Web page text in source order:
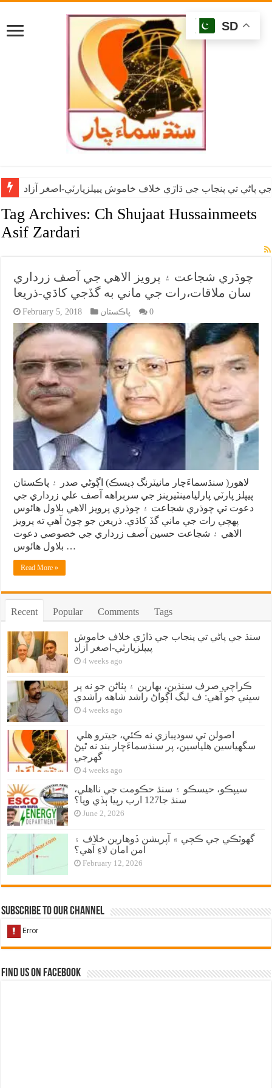
پاڻي تي پنجاب جي ڌاڙي خلاف خاموش پيپلزپارٽي-اصغر آزاد
Tag Archives: Ch Shujaat Hussainmeets
Asif Zardari
چوڌري شجاعت ۽ پرويز الاهي جي آصف زرداري
سان ملاقات،رات جي ماني به گڏجي کاڌي-ذريعا
February 5, 2018 پاڪستان 0
لاهور( سنڌسماءَچار مانيٽرنگ ڊيسڪ) اڳوڻي صدر ۽ پاڪستان
پيپلز پارٽي پارليامينٽيرينز جي سربراهه آصف علي زرداري جي
دعوت تي چوڌري شجاعت ۽ چوڌري پرويز الاهي بلاول هائوس
پهچي رات جي ماني گڏ کاڌي. ذريعن جو چوڻ آهي ته پرويز
الاهي ۽ شجاعت حسين آصف زرداري جي خصوصي دعوت
بلاول هائوس …
Read More »
Recent Popular Comments Tags
سنڌ جي پاڻي تي پنجاب جي ڌاڙي خلاف خاموش
پيپلزپارٽي-اصغر آزاد
4 weeks ago
ڪراچي صرف سنڌين، بهارين ۽ پٺاڻن جو نه پر
سڀني جو آهي: ف ليگ اڳواڻ راشد شاهه راشدي
4 weeks ago
سگهياسين هلياسين، پر سنڌسماءَچار بند نه ٿيڻ
گهرجي
4 weeks ago
سيپڪو، حيسڪو ۽ سنڌ حڪومت جي نااهلي،
سنڌ جا127 ارب رپيا ٻڏي ويا؟
June 2, 2026
گهوٽڪي جي ڪچي ۾ آپريشن ڏوهارين خلاف ۽
امن امان لاءِ آهي؟
February 12, 2026
Subscribe to our Channel
Find us on Facebook
SD